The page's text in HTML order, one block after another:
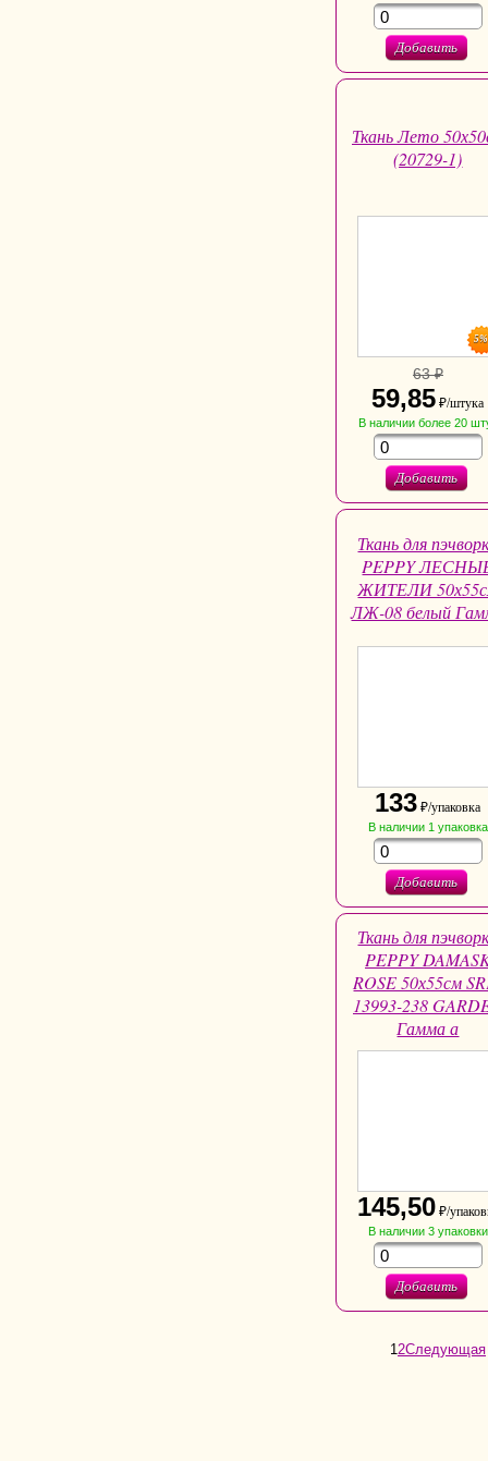
Добавить
Ткань Лето
(20729-1)
5%
63 ₽
59,85 ₽/штука
В наличии более 20
Добавить
Ткань для
PEPPY
ЖИТЕЛИ
ЛЖ-08 белый
133 ₽/упаковка
В наличии 1 упаковка
Добавить
Ткань для
PEPPY
ROSE 50х55см
13993-238
Гамма а
145,50 ₽/
В наличии 3 упаковки
Добавить
12Следующая